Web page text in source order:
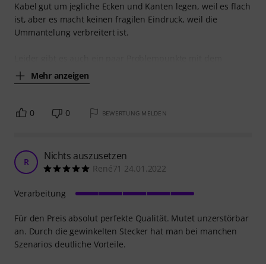
Kabel gut um jegliche Ecken und Kanten legen, weil es flach
ist, aber es macht keinen fragilen Eindruck, weil die
Ummantelung verbreitert ist.
Mehr anzeigen
0 0 BEWERTUNG MELDEN
R Nichts auszusetzen
René71 24.01.2022
Für den Preis absolut perfekte Qualität. Mutet unzerstörbar
an. Durch die gewinkelten Stecker hat man bei manchen
Szenarios deutliche Vorteile.
Verarbeitung